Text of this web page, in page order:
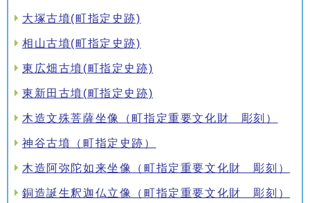
大塚古墳(町指定史跡)
相山古墳(町指定史跡)
東広畑古墳(町指定史跡)
東新田古墳(町指定史跡)
木造文殊菩薩坐像（町指定重要文化財 彫刻）
神谷古墳（町指定史跡）
木造阿弥陀如来坐像（町指定重要文化財 彫刻）
銅造誕生釈迦仏立像（町指定重要文化財 彫刻）